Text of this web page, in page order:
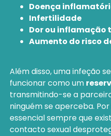
Doença
Infertilidade
Dor ou inflamação
Aumento do risco
Além disso, uma infeção
funcionar como um
transmitindo-se a
ninguém se aperceba.
essencial sempre que
contacto sexual